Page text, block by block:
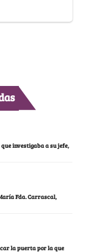
investigaba a su jefe,
Fda. Carrascal,
la puerta por la que